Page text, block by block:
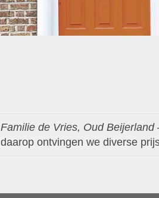
Familie de Vries, Oud Beijerland
daarop ontvingen we diverse